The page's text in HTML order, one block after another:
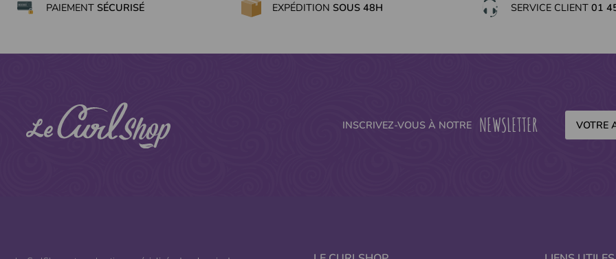
PAIEMENT SÉCURISÉ EXPÉDITION SOUS 48H SERVICE CLIENT 01
INSCRIVEZ-VOUS À NOTRE NEWSLETTER